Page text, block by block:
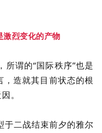
激烈变化的产物
谓的“国际秩序”也是
，造就其目前状态的根
。
于二战结束前夕的雅尔